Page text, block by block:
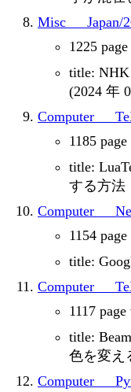
Misc___Japan/
1225
title:
(2024 年
1185
title:
する方法
1154
title:
1117
title:
色を変え